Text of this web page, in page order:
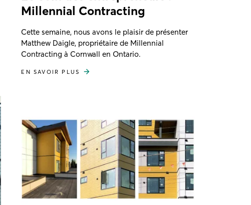
Millennial Contracting
Cette semaine, nous avons le plaisir de présenter
Matthew Daigle, propriétaire de Millennial
Contracting à Cornwall en Ontario.
EN SAVOIR PLUS